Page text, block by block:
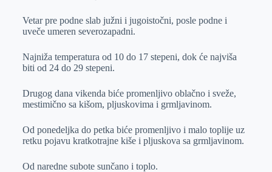
Vetar pre podne slab južni i jugoistočni, posle podne i
uveče umeren severozapadni.
Najniža temperatura od 10 do 17 stepeni, dok će najviša
biti od 24 do 29 stepeni.
Drugog dana vikenda biće promenljivo oblačno i sveže,
mestimično sa kišom, pljuskovima i grmljavinom.
Od ponedeljka do petka biće promenljivo i malo toplije uz
retku pojavu kratkotrajne kiše i pljuskova sa grmljavinom.
Od naredne subote sunčano i toplo.